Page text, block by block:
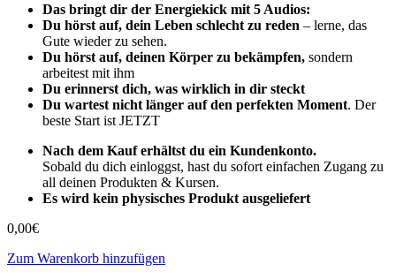
Das bringt dir der Energiekick mit 5 Audios:
Du hörst auf, dein Leben schlecht zu reden – lerne, das
Gute wieder zu sehen.
Du hörst auf, deinen Körper zu bekämpfen, sondern
arbeitest mit ihm
Du erinnerst dich, was wirklich in dir steckt
Du wartest nicht länger auf den perfekten Moment. Der
beste Start ist JETZT
Nach dem Kauf erhältst du ein Kundenkonto.
Sobald du dich einloggst, hast du sofort einfachen Zugang zu
all deinen Produkten & Kursen.
Es wird kein physisches Produkt ausgeliefert
0,00€
Zum Warenkorb hinzufügen